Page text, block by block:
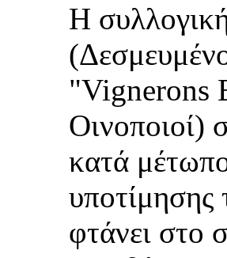
Η
"Vignerons
Οινοποιοί)
κατά
φτάνει στο